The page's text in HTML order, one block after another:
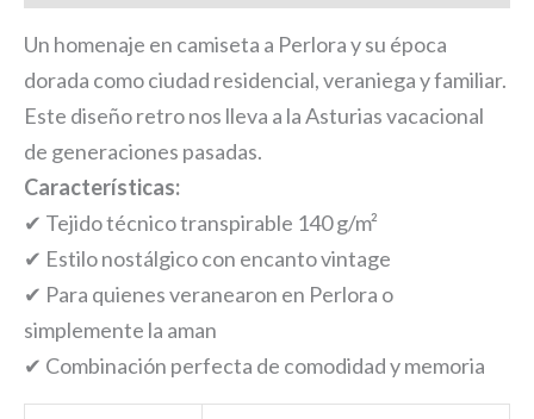
Un homenaje en camiseta a Perlora y su época
dorada como ciudad residencial, veraniega y familiar.
Este diseño retro nos lleva a la Asturias vacacional
de generaciones pasadas.
Características:
✔ Tejido técnico transpirable 140 g/m²
✔ Estilo nostálgico con encanto vintage
✔ Para quienes veranearon en Perlora o
simplemente la aman
✔ Combinación perfecta de comodidad y memoria